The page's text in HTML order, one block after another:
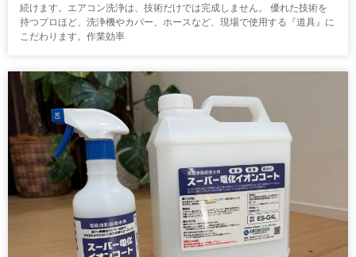
続けます。エアコン洗浄は、技術だけでは完成しません。 優れた技術を
持つプロほど、洗浄機やカバー、ホースなど、現場で使用する『道具』に
こだわります。作業効率